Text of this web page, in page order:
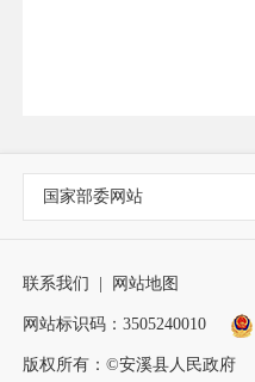
国家部委网站
联系我们 | 网站地图
网站标识码：3505240010
版权所有：©安溪县人民政府